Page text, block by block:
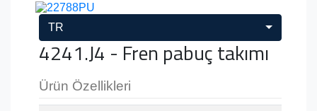
TR
4241.J4 - Fren pabuç takımı
Ürün Özellikleri